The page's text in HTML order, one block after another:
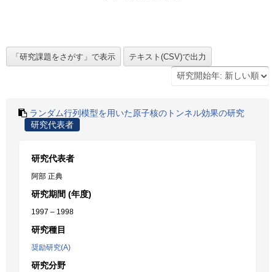
ランダム行列模型を用いた原子核のトンネル効果の研究
研究代表者
研究代表者
阿部 正典
研究期間 (年度)
1997 – 1998
研究種目
奨励研究(A)
研究分野